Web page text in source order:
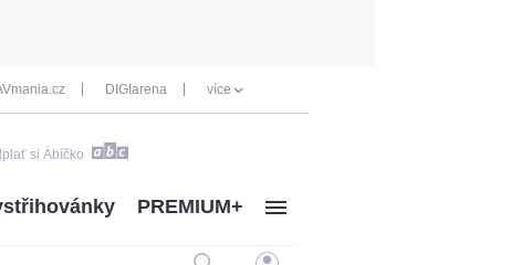
DIGIarena více
si Ábíčko
PREMIUM+